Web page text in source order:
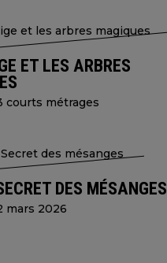
ET LES ARBRES
courts métrages
DES MÉSANGES
mars 2026